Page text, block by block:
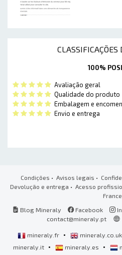
CLASSIFICAÇÕES
100%
Avaliação geral
Qualidade do produto
Embalagem e
Envio e entrega
Condições • Avisos legais •
Devolução e entrega • Acesso
France
Blog Mineraly
Facebook
contact@mineraly.pt
mineraly.fr • mineraly.co.uk
mineraly.it • mineraly.es •